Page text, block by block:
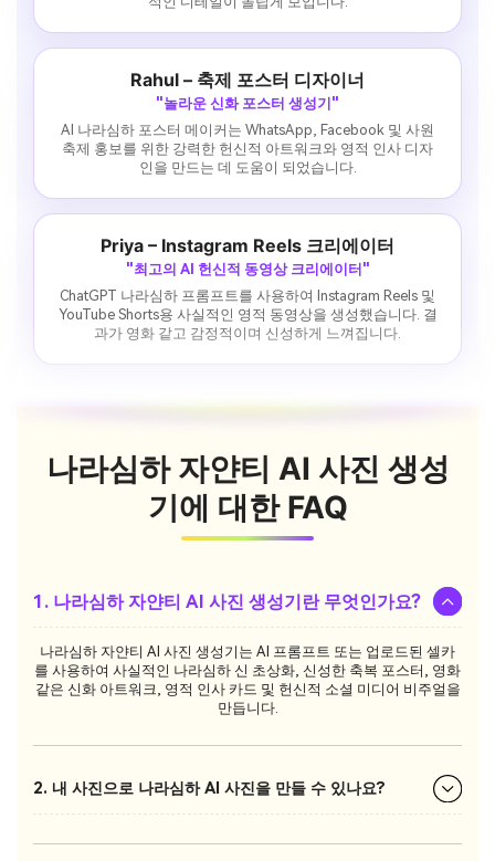
Rahul – 축제 포스터 디자이너
"놀라운 신화 포스터 생성기"
AI 나라심하 포스터 메이커는 WhatsApp, Facebook 및 사원
축제 홍보를 위한 강력한 헌신적 아트워크와 영적 인사 디자
인을 만드는 데 도움이 되었습니다.
Priya – Instagram Reels 크리에이터
"최고의 AI 헌신적 동영상 크리에이터"
ChatGPT 나라심하 프롬프트를 사용하여 Instagram Reels 및
YouTube Shorts용 사실적인 영적 동영상을 생성했습니다. 결
과가 영화 같고 감정적이며 신성하게 느껴집니다.
나라심하 자얀티 AI 사진 생성
기에 대한 FAQ
1. 나라심하 자얀티 AI 사진 생성기란 무엇인가요?
나라심하 자얀티 AI 사진 생성기는 AI 프롬프트 또는 업로드된 셀카
를 사용하여 사실적인 나라심하 신 초상화, 신성한 축복 포스터, 영화
같은 신화 아트워크, 영적 인사 카드 및 헌신적 소셜 미디어 비주얼을
만듭니다.
2. 내 사진으로 나라심하 AI 사진을 만들 수 있나요?